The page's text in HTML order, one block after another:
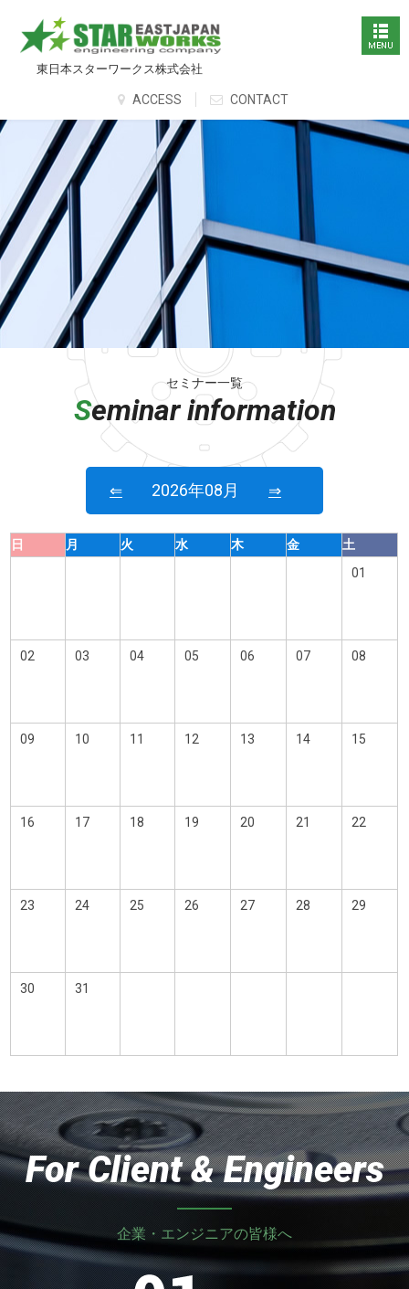
東日本スターワークス株式会社
ACCESS CONTACT
セミナー一覧
Seminar information
⇐ 2026年08月 ⇒
日 月 火 水 木 金
土
01
02 03 04 05 06 07 08
09 10 11 12 13 14 15
16 17 18 19 20 21 22
23 24 25 26 27 28 29
30 31
For Client & Engineers
企業・エンジニアの皆様へ